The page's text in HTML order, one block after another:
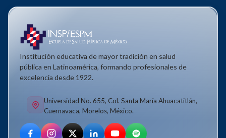
Institución educativa de mayor tradición en salud
pública en Latinoamérica, formando profesionales de
excelencia desde 1922.
Universidad No. 655, Col. Santa María Ahuacatitlán,
Cuernavaca, Morelos, México.